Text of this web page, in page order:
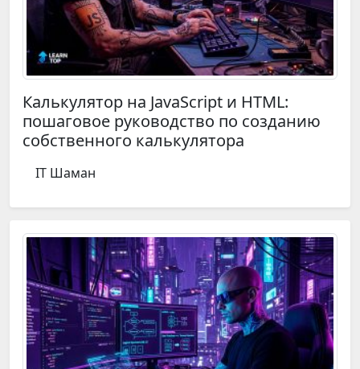
Калькулятор на JavaScript и HTML:
пошаговое руководство по созданию
собственного калькулятора
IT Шаман